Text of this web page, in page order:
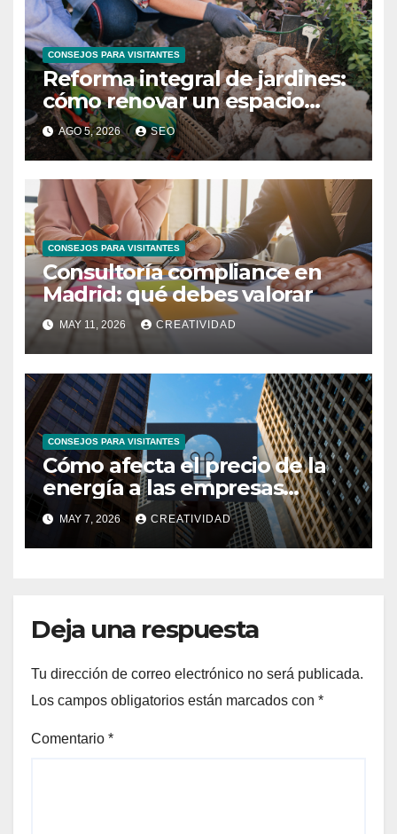
CONSEJOS PARA VISITANTES
Reforma integral de jardines:
cómo renovar un espacio
exterior
AGO 5, 2026 SEO
CONSEJOS PARA VISITANTES
Consultoría compliance en
Madrid: qué debes valorar
MAY 11, 2026 CREATIVIDAD
CONSEJOS PARA VISITANTES
Cómo afecta el precio de la
energía a las empresas
españolas
MAY 7, 2026 CREATIVIDAD
Deja una respuesta
Tu dirección de correo electrónico no será publicada.
Los campos obligatorios están marcados con *
Comentario *